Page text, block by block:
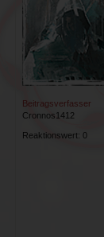
Beitragsverfasser
Cronnos1412
Reaktionswert: 0